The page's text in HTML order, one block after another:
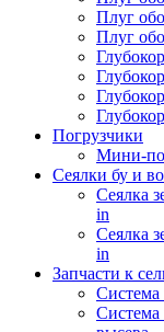
Плуг
Плуг
Погрузчики
Мини-
Сеялки бу и
Сеялка
in
Сеялка
in
Запчасти к
Система
Система